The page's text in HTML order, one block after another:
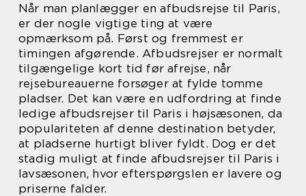
Når man planlægger en afbudsrejse til Paris,
er der nogle vigtige ting at være
opmærksom på. Først og fremmest er
timingen afgørende. Afbudsrejser er normalt
tilgængelige kort tid før afrejse, når
rejsebureauerne forsøger at fylde tomme
pladser. Det kan være en udfordring at finde
ledige afbudsrejser til Paris i højsæsonen, da
populariteten af denne destination betyder,
at pladserne hurtigt bliver fyldt. Dog er det
stadig muligt at finde afbudsrejser til Paris i
lavsæsonen, hvor efterspørgslen er lavere og
priserne falder.